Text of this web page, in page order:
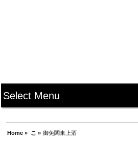
Home » こ » 御免関東上酒